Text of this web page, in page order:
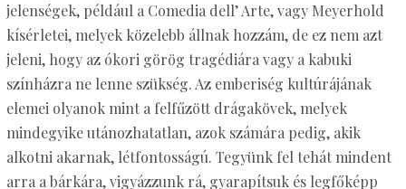
jelenségek, például a Comedia dell’ Arte, vagy Meyerhold
kísérletei, melyek közelebb állnak hozzám, de ez nem azt
jeleni, hogy az ókori görög tragédiára vagy a kabuki
színházra ne lenne szükség. Az emberiség kultúrájának
elemei olyanok mint a felfűzött drágakövek, melyek
mindegyike utánozhatatlan, azok számára pedig, akik
alkotni akarnak, létfontosságú. Tegyünk fel tehát mindent
arra a bárkára, vigyázzunk rá, gyarapítsuk és legfőképp